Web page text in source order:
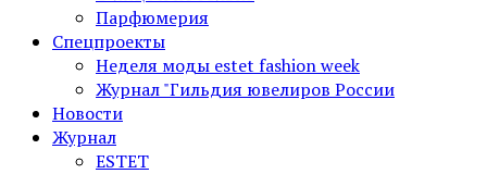
Парфюмерия
Спецпроекты
Неделя моды estet fashion week
Журнал "Гильдия ювелиров России
Новости
Журнал
ESTET